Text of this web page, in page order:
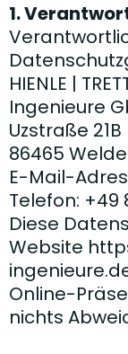
1.
HIENLE |
Ingenieure
Uzstraße 21B
86465
E-Mail-
Telefon: +49
Diese
Website
Online-
nichts